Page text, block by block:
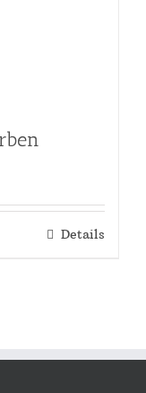
Details